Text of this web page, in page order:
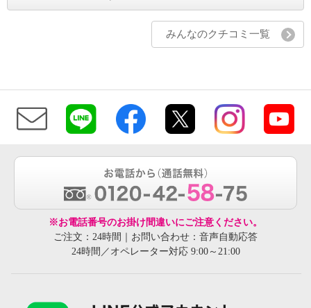
みんなのクチコミ一覧
※お電話番号のお掛け間違いにご注意ください。
ご注文：24時間｜お問い合わせ：音声自動応答
24時間／オペレーター対応 9:00～21:00